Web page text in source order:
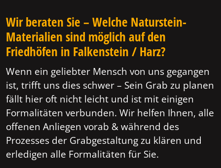
Wir beraten Sie – Welche Naturstein-
Materialien sind möglich auf den
Friedhöfen in Falkenstein / Harz?
Wenn ein geliebter Mensch von uns gegangen
ist, trifft uns dies schwer – Sein Grab zu planen
fällt hier oft nicht leicht und ist mit einigen
Formalitäten verbunden. Wir helfen Ihnen, alle
offenen Anliegen vorab & während des
Prozesses der Grabgestaltung zu klären und
erledigen alle Formalitäten für Sie.